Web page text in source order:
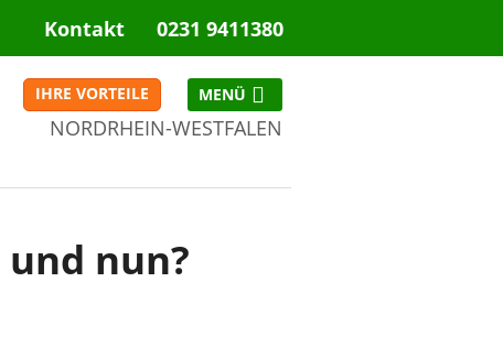
Kontakt 0231 9411380
IHRE VORTEILE
NORDRHEIN-WESTFALEN
nun?